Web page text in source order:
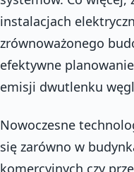
instalacjach
zrównoważonego
efektywne
emisji dwutlenku
Nowoczesne
się zarówno w
komercyjnych czy